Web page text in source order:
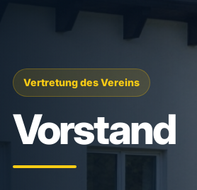
Vertretung des Vereins
Vorstand